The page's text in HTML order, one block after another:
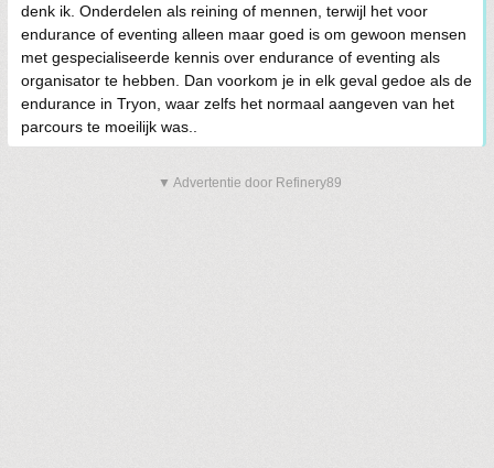
denk ik. Onderdelen als reining of mennen, terwijl het voor
endurance of eventing alleen maar goed is om gewoon mensen
met gespecialiseerde kennis over endurance of eventing als
organisator te hebben. Dan voorkom je in elk geval gedoe als de
endurance in Tryon, waar zelfs het normaal aangeven van het
parcours te moeilijk was..
▼ Advertentie door Refinery89